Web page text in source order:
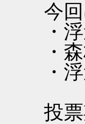
今回
・浮
・森
・浮
投票